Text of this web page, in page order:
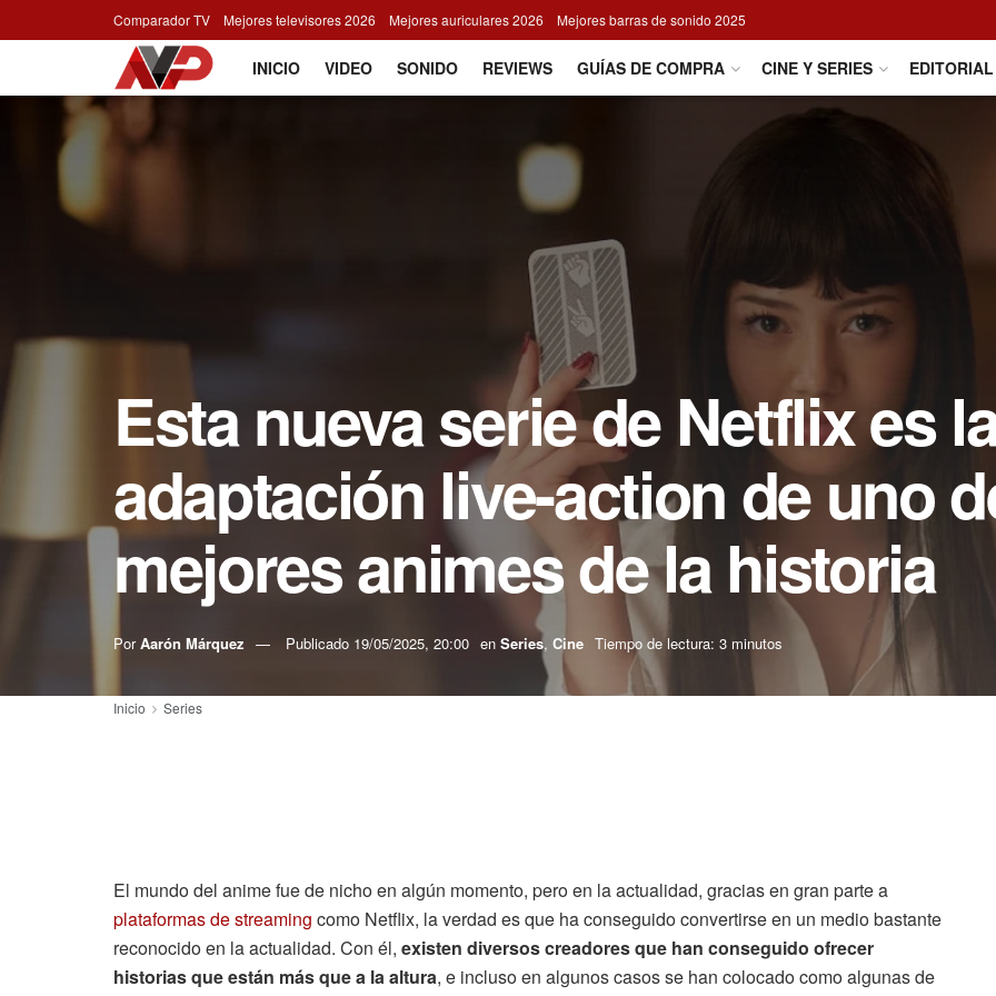
Comparador TV Mejores televisores 2026 Mejores auriculares 2026 Mejores barras de sonido 2025
INICIO VIDEO SONIDO REVIEWS GUÍAS DE COMPRA CINE Y SERIES EDITORIAL
Esta nueva serie de Netflix es
adaptación live-action de uno
mejores animes de la historia
Por Aarón Márquez Publicado 19/05/2025, 20:00 en Series, Cine Tiempo de lectura: 3 minutos
Inicio Series
El mundo del anime fue de nicho en algún momento, pero en la actualidad, gracias en gran parte a
plataformas de streaming como Netflix, la verdad es que ha conseguido convertirse en un medio bastante
reconocido en la actualidad. Con él, existen diversos creadores que han conseguido ofrecer
historias que están más que a la altura, e incluso en algunos casos se han colocado como algunas de